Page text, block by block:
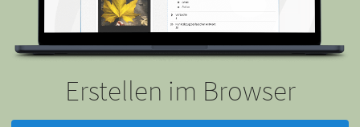
Erstellen im Browser